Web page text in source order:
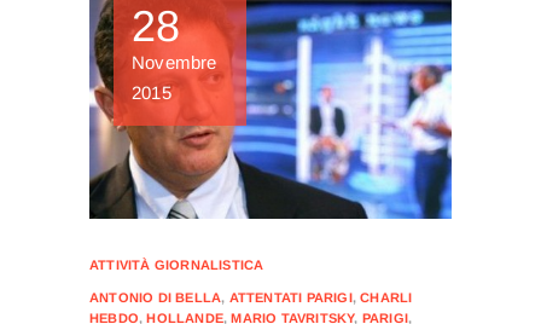
28
Novembre
2015
ATTIVITÀ GIORNALISTICA
ANTONIO DI BELLA, ATTENTATI PARIGI,CHARLI
HEBDO,HOLLANDE,MARIO TAVRITSKY, PARIGI,